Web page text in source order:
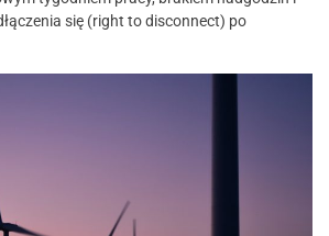
się (right to disconnect) po